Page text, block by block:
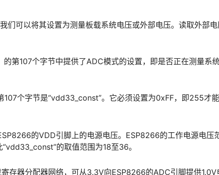
们可以将其设置为测量板载系统电压或外部电压。读取外部
第107个字节中提供了ADC模式的设置，即是否正在测量系
107个字节是“vdd33_const”。它必须设置为0xFF，即255才
的VDD引脚上的电源电压。ESP8266的工作电源电压
的取值范围为18至36。
存器分配器网络，可从3.3V向ESP8266的ADC引脚提供1.0V